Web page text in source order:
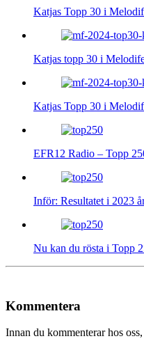
Katjas Topp 30 i
Katjas topp 30 i
Katjas Topp 30 i
EFR12 Radio – Topp
Inför: Resultatet i 2023
Nu kan du rösta i Topp
Kommentera
Innan du kommenterar hos